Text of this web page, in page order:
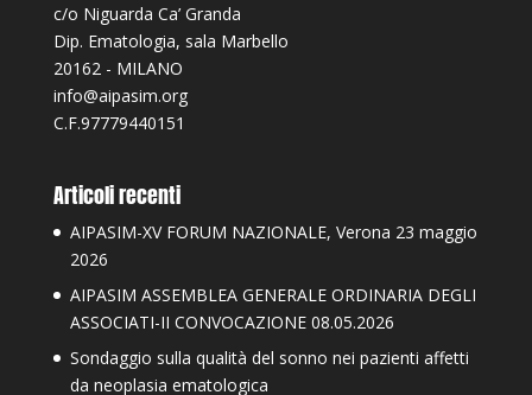
c/o Niguarda Ca’ Granda
Dip. Ematologia, sala Marbello
20162 - MILANO
info@aipasim.org
C.F.97779440151
Articoli recenti
AIPASIM-XV FORUM NAZIONALE, Verona 23 maggio
2026
AIPASIM ASSEMBLEA GENERALE ORDINARIA DEGLI
ASSOCIATI-II CONVOCAZIONE 08.05.2026
Sondaggio sulla qualità del sonno nei pazienti affetti
da neoplasia ematologica